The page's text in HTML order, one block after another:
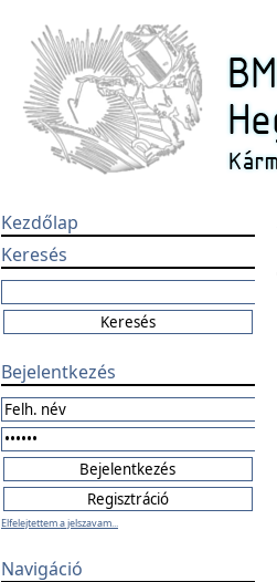
Kezdőlap
Keresés
Bejelentkezés
Elfelejtettem a jelszavam...
Navigáció